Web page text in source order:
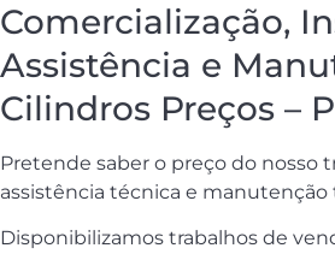
Comercialização,
Assistência e
Cilindros Preços –
Pretende saber o preço do nosso
assistência técnica e
Disponibilizamos trabalhos de